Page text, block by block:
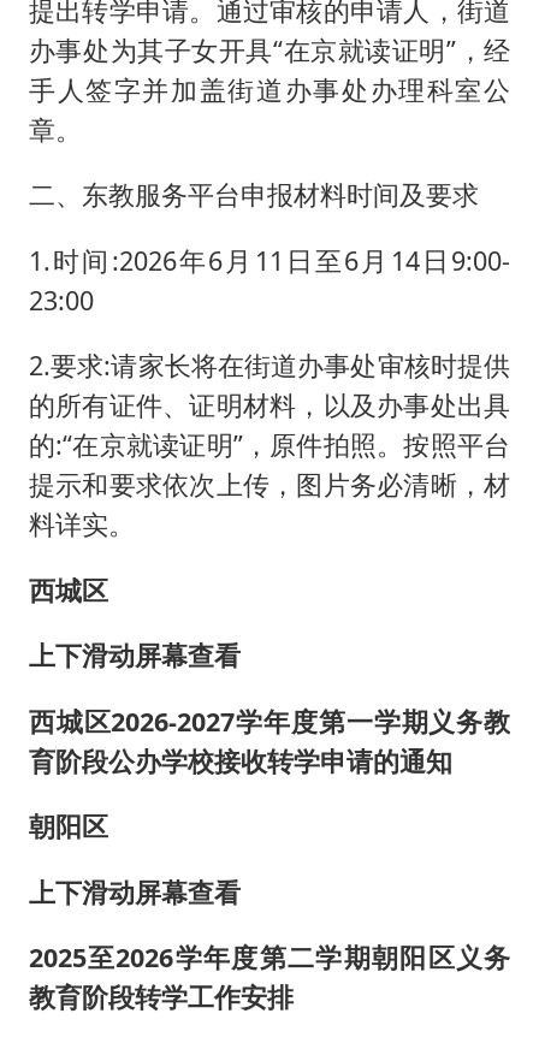
提出转学申请。通过审核的申请人，街道
办事处为其子女开具“在京就读证明”，经
手人签字并加盖街道办事处办理科室公
章。
二、东教服务平台申报材料时间及要求
1.时间:2026年6月11日至6月14日9:00-
23:00
2.要求:请家长将在街道办事处审核时提供
的所有证件、证明材料，以及办事处出具
的:“在京就读证明”，原件拍照。按照平台
提示和要求依次上传，图片务必清晰，材
料详实。
西城区
上下滑动屏幕查看
西城区2026-2027学年度第一学期义务教
育阶段公办学校接收转学申请的通知
朝阳区
上下滑动屏幕查看
2025至2026学年度第二学期朝阳区义务
教育阶段转学工作安排